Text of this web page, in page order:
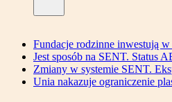
Fundacje rodzinne inwestują
Jest sposób na SENT. Status
Zmiany w systemie SENT.
Unia nakazuje ograniczenie